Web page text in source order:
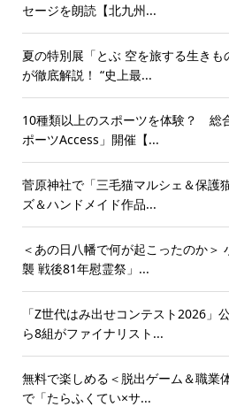
セージを朗読【北九州...
夏の特別展「とぶ 空を旅する生き
が徹底解説！ “史上最...
10種類以上のスポーツを体験？ 総
ポーツAccess」開催【...
菅原神社で「三毛猫マルシェ＆保
ズ＆ハンドメイド作品...
＜あの日八幡で何が起こったのか＞
襲 戦後81年慰霊祭」...
「Z世代はみ出せコンテスト2026
ら8組がファイナリスト...
無料で楽しめる＜脱出ゲーム＆職業
で「たらふくてい×サ...